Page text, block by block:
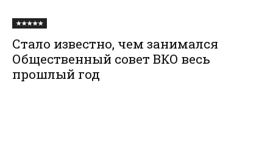
★★★★★
Стало известно, чем занимался
Общественный совет ВКО весь
прошлый год